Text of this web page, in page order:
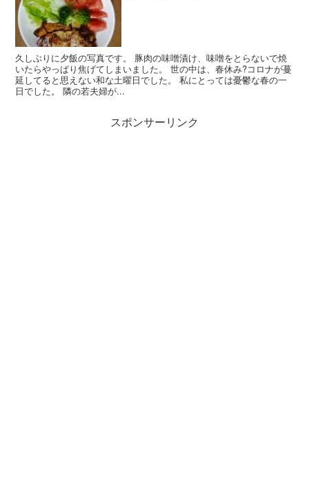
久しぶりに夕飯の写真です。 豚肉の味噌漬け、味噌をとらないで焼
いたらやっぱり焦げてしまいました。 世の中は、春休み?コロナが蔓
延してると思えない和な土曜日でした。 私にとっては憂鬱な春の一
日でした。 隣の若夫婦が...
スポンサーリンク